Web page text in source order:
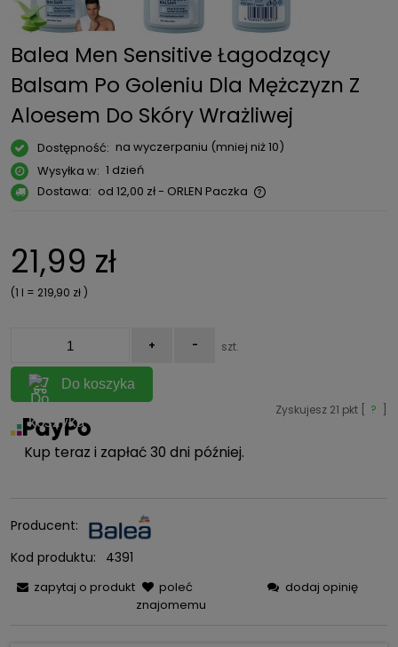
Balea Men Sensitive Łagodzący
Balsam Po Goleniu Dla Mężczyzn Z
Aloesem Do Skóry Wrażliwej
Dostępność: na wyczerpaniu (mniej niż 10)
Wysyłka w: 1 dzień
Dostawa: od 12,00 zł- ORLEN Paczka
21,99 zł
(1 l = 219,90 zł )
+ - szt.
Do koszyka
Zyskujesz 21 pkt [ ?
Kup teraz i zapłać 30 dni później.
Producent:
Kod produktu:
4391
zapytaj o produkt
poleć
znajomemu
dodaj opinię